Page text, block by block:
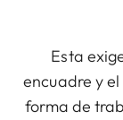
Esta
encuadre y
forma de